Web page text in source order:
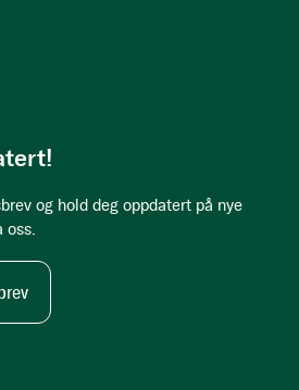
og hold deg oppdatert på nye
oss.